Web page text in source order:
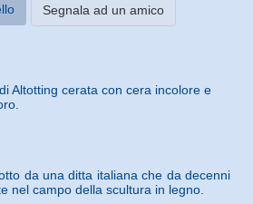
Segnala ad un amico
Altotting cerata con cera incolore e
da una ditta italiana che da decenni
nel campo della scultura in legno.